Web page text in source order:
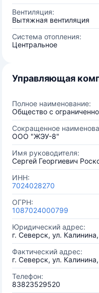
Вентиляция:
Вытяжная вентиляция
Система отопления:
Центральное
Управляющая
Полное наименование:
Общество с
Сокращенное
ООО "ЖЭУ-8"
Имя руководителя:
Сергей Георгиевич
ИНН:
7024028270
ОГРН:
1087024000799
Юридический адрес:
г. Северск, ул.
Фактический адрес:
г. Северск, ул.
Телефон:
83823529520